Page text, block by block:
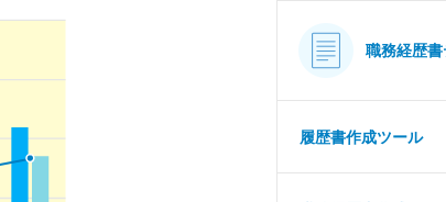
職務経歴
履歴書作成ツール